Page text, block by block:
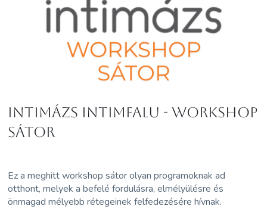
INTIMÁZS INTIMFALU - WORKSHOP
SÁTOR
Ez a meghitt workshop sátor olyan programoknak ad
otthont, melyek a befelé fordulásra, elmélyülésre és
önmagad mélyebb rétegeinek felfedezésére hívnak.